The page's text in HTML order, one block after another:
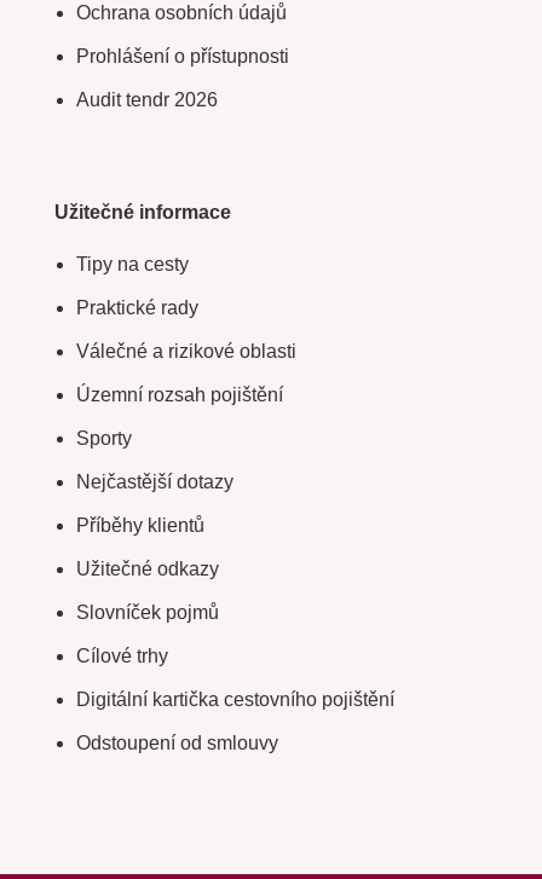
Ochrana osobních údajů
Prohlášení o přístupnosti
Audit tendr 2026
Užitečné informace
Tipy na cesty
Praktické rady
Válečné a rizikové oblasti
Územní rozsah pojištění
Sporty
Nejčastější dotazy
Příběhy klientů
Užitečné odkazy
Slovníček pojmů
Cílové trhy
Digitální kartička cestovního pojištění
Odstoupení od smlouvy